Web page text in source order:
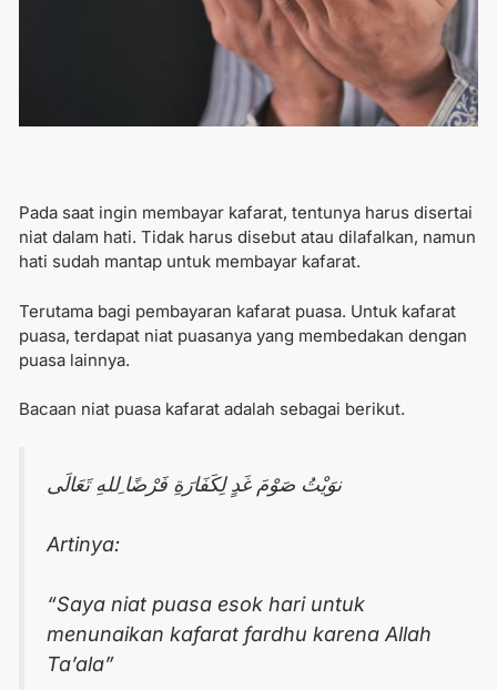
Pada saat ingin membayar kafarat, tentunya harus disertai
niat dalam hati. Tidak harus disebut atau dilafalkan, namun
hati sudah mantap untuk membayar kafarat.
Terutama bagi pembayaran kafarat puasa. Untuk kafarat
puasa, terdapat niat puasanya yang membedakan dengan
puasa lainnya.
Bacaan niat puasa kafarat adalah sebagai berikut.
نوَيْتُ صَوْمَ غَدٍ لِكَفَارَةِ فَرْضًا ِللهِ تَعَالَى
Artinya:
“Saya niat puasa esok hari untuk
menunaikan kafarat fardhu karena Allah
Ta’ala”